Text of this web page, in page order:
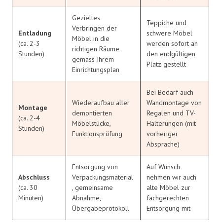
Entladung
(ca. 2-3
Stunden)
Gezieltes
Verbringen der
Möbel in die
richtigen Räume
gemäss Ihrem
Einrichtungsplan
Teppiche und
schwere Möbel
werden sofort an
den endgültigen
Platz gestellt
Montage
(ca. 2-4
Stunden)
Wiederaufbau aller
demontierten
Möbelstücke,
Funktionsprüfung
Bei Bedarf auch
Wandmontage von
Regalen und TV-
Halterungen (mit
vorheriger
Absprache)
Abschluss
(ca. 30
Minuten)
Entsorgung von
Verpackungsmaterial
, gemeinsame
Abnahme,
Übergabeprotokoll
Auf Wunsch
nehmen wir auch
alte Möbel zur
fachgerechten
Entsorgung mit